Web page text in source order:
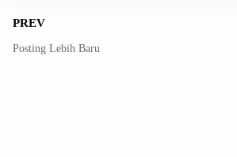
PREV
Posting Lebih Baru